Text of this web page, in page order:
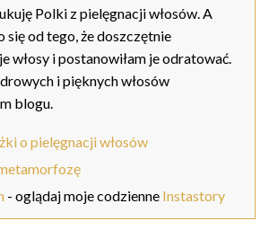
Polki z pielęgnacji włosów. A
się od tego, że doszczętnie
włosy i postanowiłam je odratować.
i pięknych włosów
blogu.
o pielęgnacji włosów
- oglądaj moje codzienne Instastory